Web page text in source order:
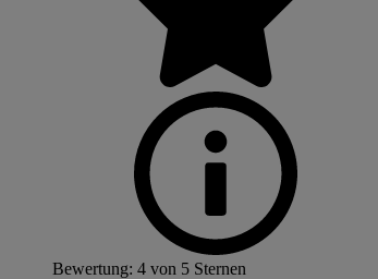
Bewertung: 4 von 5 Sternen